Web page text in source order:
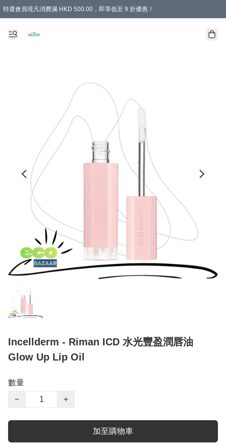
特選會員現凡消費滿 HKD 500.00，即享低至 9 折優惠！
Incellderm - Riman ICD 水光豐盈潤唇油
Glow Up Lip Oil
數量
−
+
加至購物車